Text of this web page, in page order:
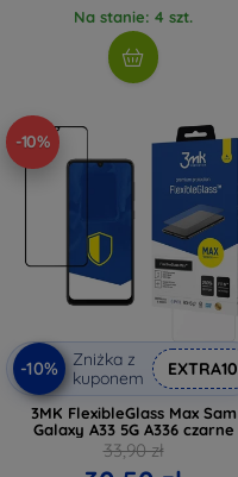
Na stanie: 4 szt.
-10%
-10%
Zniżka z
kuponem
EXTRA10
3MK FlexibleGlass Max Sam
Galaxy A33 5G A336 czarne
33,90 zł